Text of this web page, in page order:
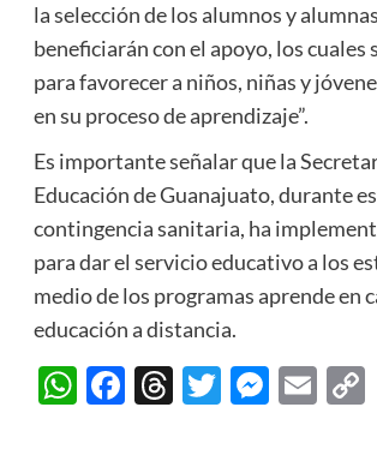
la selección de los alumnos y
beneficiarán con el apoyo, los cuales
para favorecer a niños, niñas y
en su proceso de aprendizaje”.
Es importante señalar que la
Educación de Guanajuato, durante
contingencia sanitaria, ha
para dar el servicio educativo a los
medio de los programas aprende en
educación a distancia.
WhatsApp
Facebook
Threads
Twitter